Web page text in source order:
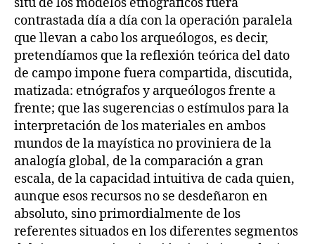
contrastada día a día con la operación paralela
que llevan a cabo los arqueólogos, es decir,
pretendíamos que la reflexión teórica del dato
de campo impone fuera compartida, discutida,
matizada: etnógrafos y arqueólogos frente a
frente; que las sugerencias o estímulos para la
interpretación de los materiales en ambos
mundos de la mayística no proviniera de la
analogía global, de la comparación a gran
escala, de la capacidad intuitiva de cada quien,
aunque esos recursos no se desdeñaron en
absoluto, sino primordialmente de los
referentes situados en los diferentes segmentos